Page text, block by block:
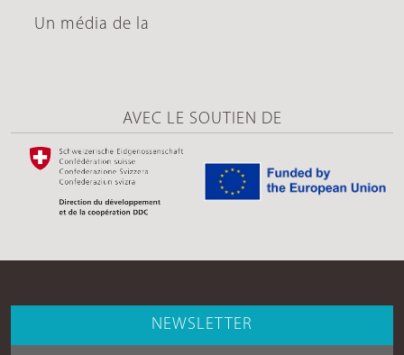
Un média de la
AVEC LE SOUTIEN DE
NEWSLETTER